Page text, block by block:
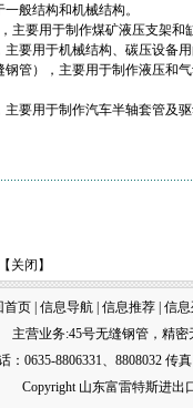
般结构和机械结构。
主要用于制作煤矿液压支架
主要用于机械结构、碳压设备
钢管），主要用于制作液压和
要用于制作汽车半轴套管及
关闭 】
首页 信息导航 信息推荐 信
主营业务:45号无缝钢管， 精密
：0635-8806331、8808032 传
Copyright 山东富雷特斯进